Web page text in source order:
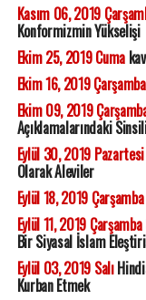
Kasım 06, 2019
Konformizmin Yükselişi
Ekim 25, 2019 Cuma
Ekim 16, 2019 Çarşamba
Ekim 09, 2019
Açıklamalarındaki
Eylül 30, 2019 Pazartesi
Olarak Aleviler
Eylül 18, 2019 Çarşamba
Eylül 11, 2019 Çarşamba
Bir Siyasal İslam
Eylül 03, 2019 Salı
Kurban Etmek